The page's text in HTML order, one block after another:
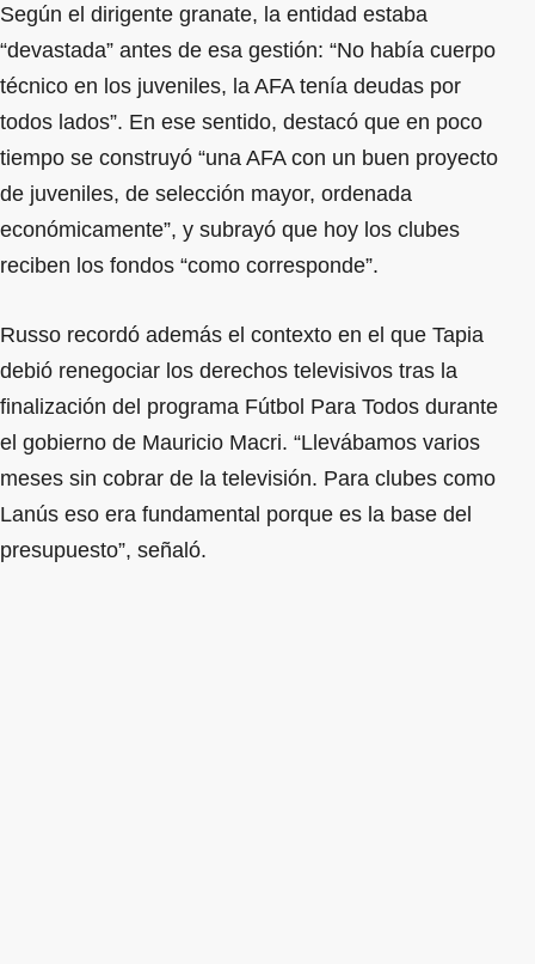
Según el dirigente granate, la entidad estaba
“devastada” antes de esa gestión: “No había cuerpo
técnico en los juveniles, la AFA tenía deudas por
todos lados”. En ese sentido, destacó que en poco
tiempo se construyó “una AFA con un buen proyecto
de juveniles, de selección mayor, ordenada
económicamente”, y subrayó que hoy los clubes
reciben los fondos “como corresponde”.
Russo recordó además el contexto en el que Tapia
debió renegociar los derechos televisivos tras la
finalización del programa Fútbol Para Todos durante
el gobierno de Mauricio Macri. “Llevábamos varios
meses sin cobrar de la televisión. Para clubes como
Lanús eso era fundamental porque es la base del
presupuesto”, señaló.